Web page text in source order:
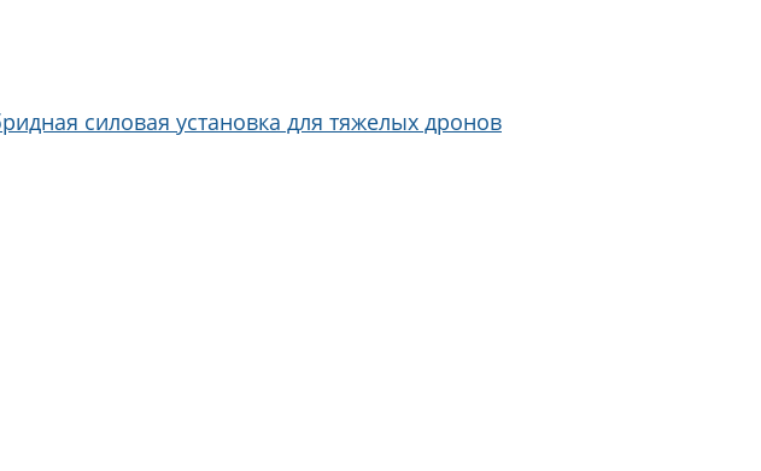
силовая установка для тяжелых дронов